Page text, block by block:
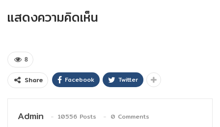
แสดงความคิดเห็น
8
Share Facebook Twitter
Admin 10556 Posts 0 Comments